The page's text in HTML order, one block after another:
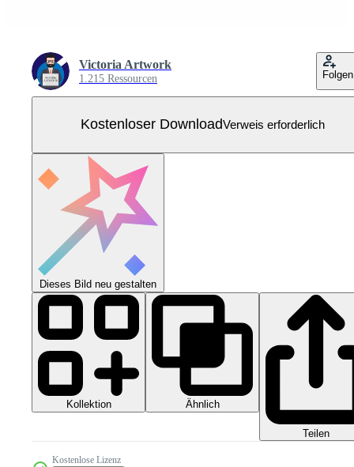
Victoria Artwork
1.215 Ressourcen Folgen
Kostenloser DownloadVerweis erforderlich
Dieses Bild neu gestalten
Kollektion Ähnlich
Teilen
Kostenlose Lizenz